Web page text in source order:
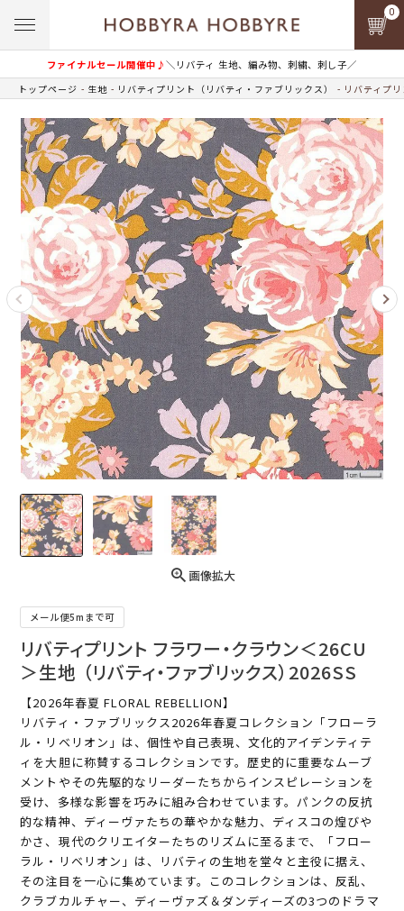
ファイナルセール開催中♪＼リバティ 生地、編み物、刺繍、刺し子／
0
トップページ 生地 リバティプリント（リバティ・ファブリックス） リバティプ
画像拡大
メール便5mまで可
リバティプリント フラワー・クラウン＜26CU
＞生地 （リバティ・ファブリックス）2026SS
【2026年春夏 FLORAL REBELLION】
リバティ・ファブリックス2026年春夏コレクション「フローラ
ル・リベリオン」は、個性や自己表現、文化的アイデンティテ
ィを大胆に称賛するコレクションです。歴史的に重要なムーブ
メントやその先駆的なリーダーたちからインスピレーションを
受け、多様な影響を巧みに組み合わせています。パンクの反抗
的な精神、ディーヴァたちの華やかな魅力、ディスコの煌びや
かさ、現代のクリエイターたちのリズムに至るまで、「フロー
ラル・リベリオン」は、リバティの生地を堂々と主役に据え、
その注目を一心に集めています。このコレクションは、反乱、
クラブカルチャー、ディーヴァズ＆ダンディーズの3つのドラマ